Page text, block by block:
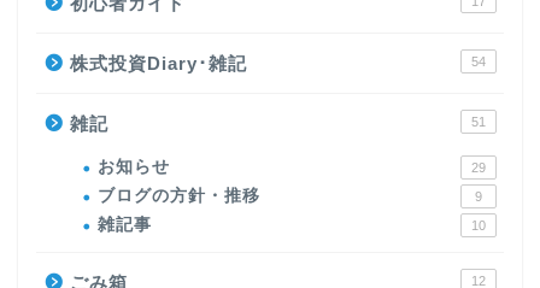
株式投資Diary･雑記 54
雑記 51
お知らせ 29
ブログの方針・推移 9
雑記事 10
ごみ箱 12